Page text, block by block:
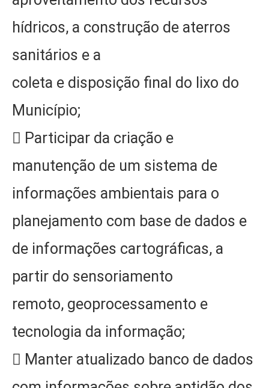
hídricos, a construção de aterros
sanitários e a
coleta e disposição final do lixo do
Município;
 Participar da criação e
manutenção de um sistema de
informações ambientais para o
planejamento com base de dados e
de informações cartográficas, a
partir do sensoriamento
remoto, geoprocessamento e
tecnologia da informação;
 Manter atualizado banco de dados